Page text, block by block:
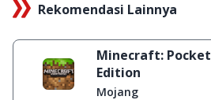
Rekomendasi Lainnya
Minecraft: Pocket
Edition
Mojang